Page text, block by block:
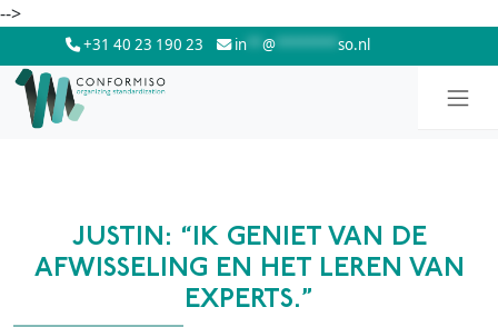
-->Skip to main content
+31 40 23 190 23 in ** @ ******** so.nl
JUSTIN: “IK GENIET VAN DE
AFWISSELING EN HET LEREN VAN
EXPERTS.”